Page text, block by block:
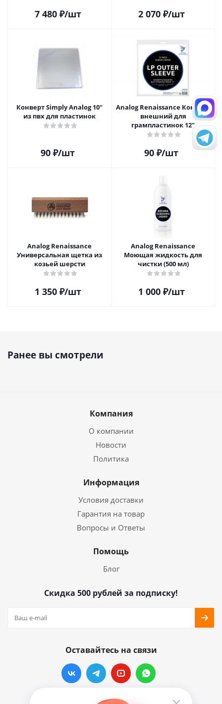
7 480₽/шт 2 070₽/шт
Конверт Simply Analog 10"
из пвх для пластинок
90 ₽/шт
Analog Renaissance Конверт
внешний для
грампластинок 12"
90 ₽/шт
Analog Renaissance
Универсальная щетка из
козьей шерсти
1 350₽/шт
Analog Renaissance
Моющая жидкость для
чистки (500 мл)
1 000₽/шт
Ранее вы смотрели
Компания
О компании
Новости
Политика
Информация
Условия доставки
Гарантия на товар
Вопросы и Ответы
Помощь
Блог
Скидка 500 рублей за подписку!
Оставайтесь на связи
Наши контакты